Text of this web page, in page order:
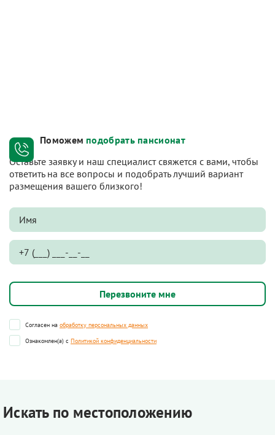
Поможем подобрать пансионат
Оставьте заявку и наш специалист свяжется с вами, чтобы
ответить на все вопросы и подобрать лучший вариант
размещения вашего близкого!
Согласен на обработку персональных данных
Ознакомлен(а) с Политикой конфиденциальности
Искать по местоположению